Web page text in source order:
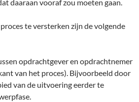
daaraan vooraf zou moeten gaan.
te versterken zijn de volgende
opdrachtgever en opdrachtnemer
van het proces). Bijvoorbeeld door
van de uitvoering eerder te